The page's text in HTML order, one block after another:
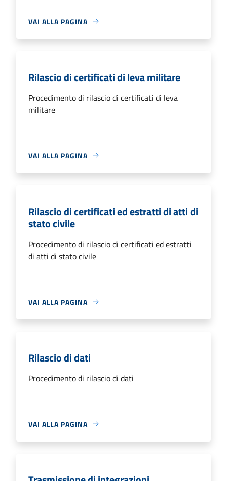
VAI ALLA PAGINA
Rilascio di certificati di leva militare
Procedimento di rilascio di certificati di leva
militare
VAI ALLA PAGINA
Rilascio di certificati ed estratti di atti di
stato civile
Procedimento di rilascio di certificati ed estratti
di atti di stato civile
VAI ALLA PAGINA
Rilascio di dati
Procedimento di rilascio di dati
VAI ALLA PAGINA